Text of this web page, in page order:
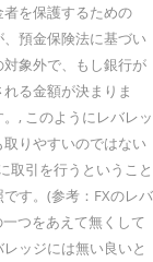
を保護するための
、預金保険法に基づい
象外で、もし銀行が
る金額が決まりま
, このようにレバレッ
りやすいのではない
取引を行うということ
す。(参考：FXのレバ
つをあえて無くして
ッジには無い良いと